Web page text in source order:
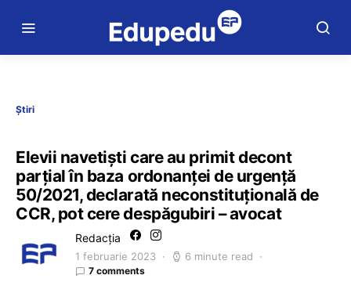
Știri
Elevii navetiști care au primit decont
parțial în baza ordonanței de urgență
50/2021, declarată neconstituțională de
CCR, pot cere despăgubiri – avocat
Redacția
1 februarie 2023 6 minute read
7 comments